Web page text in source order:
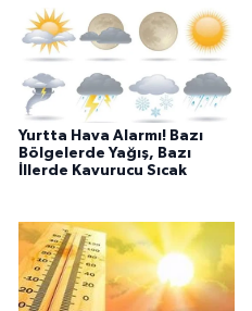
Yurtta Hava Alarmı! Bazı
Bölgelerde Yağış, Bazı
İllerde Kavurucu Sıcak